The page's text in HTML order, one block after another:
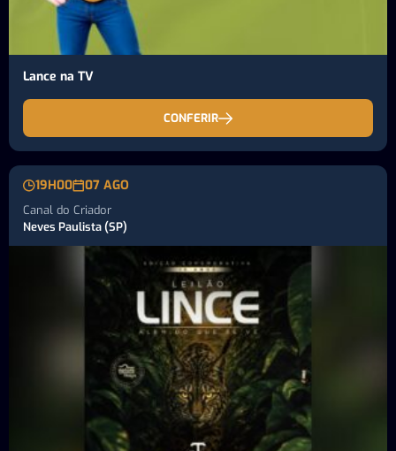
Lance na TV
CONFERIR
19H00 07 AGO
Canal do Criador
Neves Paulista (SP)